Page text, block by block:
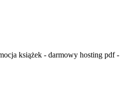
książek - darmowy hosting pdf -